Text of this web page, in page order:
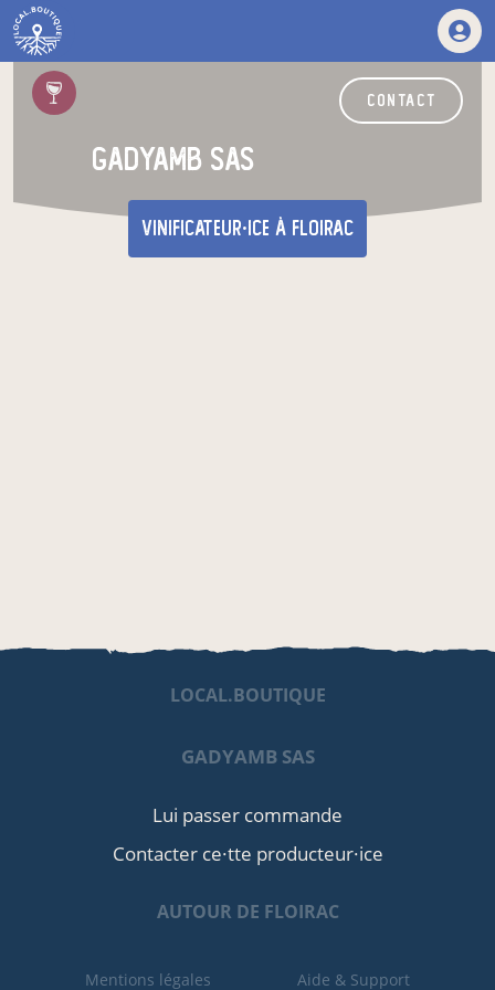
contact
GADYAMB SAS
vinificateur·ice à Floirac
LOCAL.BOUTIQUE
GADYAMB SAS
Lui passer commande
Contacter ce·tte producteur·ice
AUTOUR DE FLOIRAC
Mentions légales Aide & Support